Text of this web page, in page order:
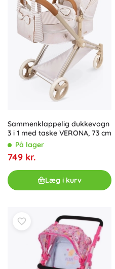
Sammenklappelig dukkevogn
3 i 1 med taske VERONA, 73 cm
På lager
749 kr.
Læg i kurv